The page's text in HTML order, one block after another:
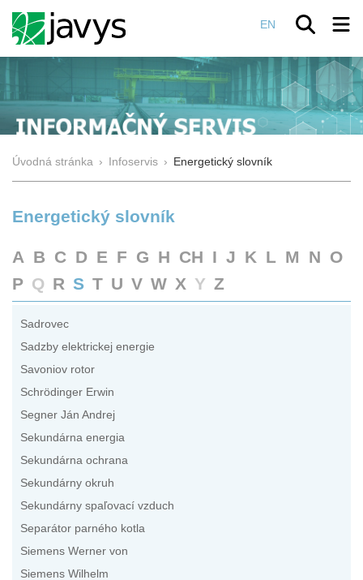
EN
Úvodná stránka › Infoservis › Energetický slovník
Energetický slovník
A B C D E F G H CH I J K L M N O
P Q R S T U V W X Y Z
Sadrovec
Sadzby elektrickej energie
Savoniov rotor
Schrödinger Erwin
Segner Ján Andrej
Sekundárna energia
Sekundárna ochrana
Sekundárny okruh
Sekundárny spaľovací vzduch
Separátor parného kotla
Siemens Werner von
Siemens Wilhelm